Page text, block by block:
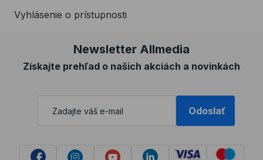
Vyhlásenie o prístupnosti
Newsletter Allmedia
Získajte prehľad o našich akciách a novinkách
Odoslať